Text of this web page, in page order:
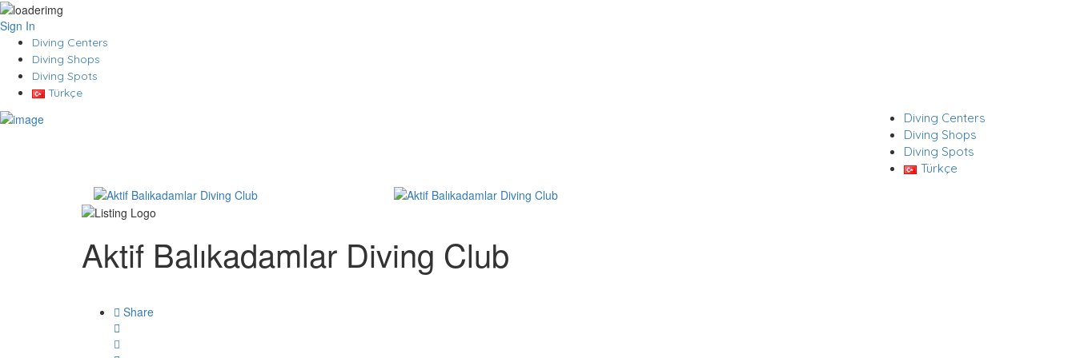
Sign In
Diving Centers
Diving Shops
Diving Spots
Türkçe
Diving Centers
Diving Shops
Diving Spots
Türkçe
Aktif Balıkadamlar Diving Club
Share